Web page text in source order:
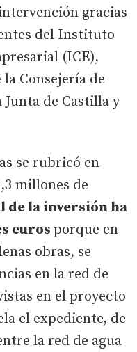
gracias
del Instituto
(ICE),
Consejería de
Junta de Castilla y
se rubricó en
millones de
de la inversión ha
euros porque en
obras, se
en la red de
en el proyecto
el expediente, de
la red de agua